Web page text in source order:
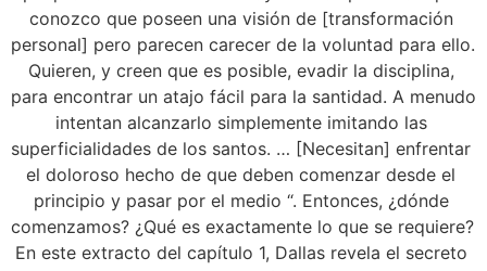
conozco que poseen una visión de [transformación
personal] pero parecen carecer de la voluntad para ello.
Quieren, y creen que es posible, evadir la disciplina,
para encontrar un atajo fácil para la santidad. A menudo
intentan alcanzarlo simplemente imitando las
superficialidades de los santos. … [Necesitan] enfrentar
el doloroso hecho de que deben comenzar desde el
principio y pasar por el medio “. Entonces, ¿dónde
comenzamos? ¿Qué es exactamente lo que se requiere?
En este extracto del capítulo 1, Dallas revela el secreto